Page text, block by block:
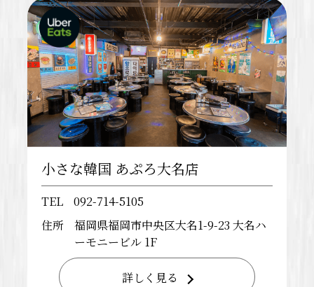
小さな韓国 あぷろ大名店
TEL
092-714-5105
住所
福岡県福岡市中央区大名1-9-23 大名ハ
ーモニービル 1F
詳しく見る